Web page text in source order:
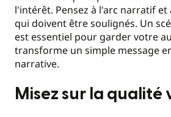
l'intérêt. Pensez à l'arc narratif et
qui doivent être soulignés. Un
est essentiel pour garder votre
transforme un simple message
narrative.
Misez sur la qualité